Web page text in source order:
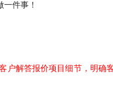
件事！
解答报价项目细节，明确